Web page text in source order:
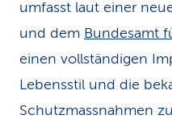
umfasst laut einer
und dem Bundesamt
einen vollständigen
Lebensstil und die
Schutzmassnahmen